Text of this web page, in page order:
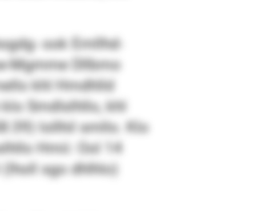
ook Emllhd-
Mgmme Dllbmo
khl Hmdhlld
Smdlslhllo, khl
lollhil smllo. Klo
Hmii: Ool 14
sgo dhlhlo)